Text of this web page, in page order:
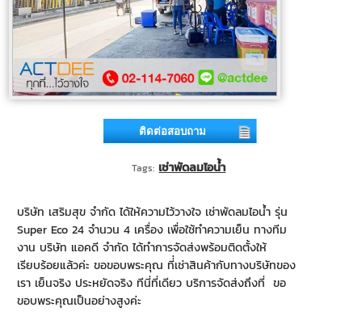
Tags: เช่าพัดลมไอน้ำ
บริษัท เสริมสุข จำกัด ได้ให้ความไว้วางใจ เช่าพัดลมไอน้ำ รุ่น
Super Eco 24 จำนวน 4 เครื่อง เพื่อใช้ทำความเย็น ทางทีม
งาน บริษัท แอคดี จำกัด ได้ทำการจัดส่งพร้อมติดตั้งให้
เรียบร้อยแล้วค่ะ ขอขอบพระคุณ ที่่เช่าสินค้ากับทางบริษัทของ
เรา เย็นจริง ประหยัดจริง ทีนี่ที่เดียว บริการจัดส่งถึงที่ ขอ
ขอบพระคุณเป็นอย่างสูงค่ะ